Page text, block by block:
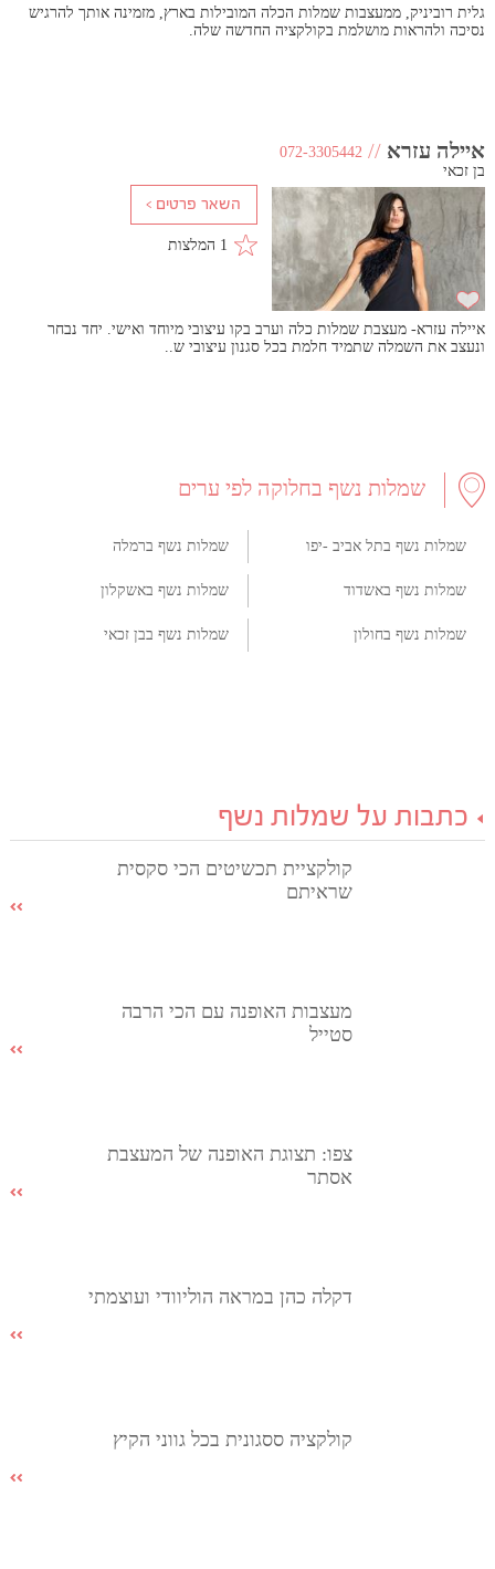
גלית רוביניק, ממעצבות שמלות הכלה המובילות בארץ, מזמינה אותך להרגיש
נסיכה ולהראות מושלמת בקולקציה החדשה שלה.
איילה עזרא //
072-3305442
בן זכאי
1 המלצות
איילה עזרא- מעצבת שמלות כלה וערב בקו עיצובי מיוחד ואישי. יחד נבחר
ונעצב את השמלה שתמיד חלמת בכל סגנון עיצובי ש..
שמלות נשף בחלוקה לפי ערים
שמלות נשף בתל אביב -יפו שמלות נשף ברמלה
שמלות נשף באשדוד שמלות נשף באשקלון
שמלות נשף בחולון שמלות נשף בבן זכאי
כתבות על שמלות נשף
קולקציית תכשיטים הכי סקסית
שראיתם
מעצבות האופנה עם הכי הרבה
סטייל
צפו: תצוגת האופנה של המעצבת
אסתר
דקלה כהן במראה הוליוודי ועוצמתי
קולקציה ססגונית בכל גווני הקיץ